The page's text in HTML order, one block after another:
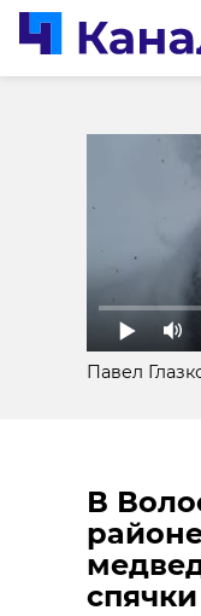
Павел
В
спячки
В
27 марта 2023,
В
18:45 на